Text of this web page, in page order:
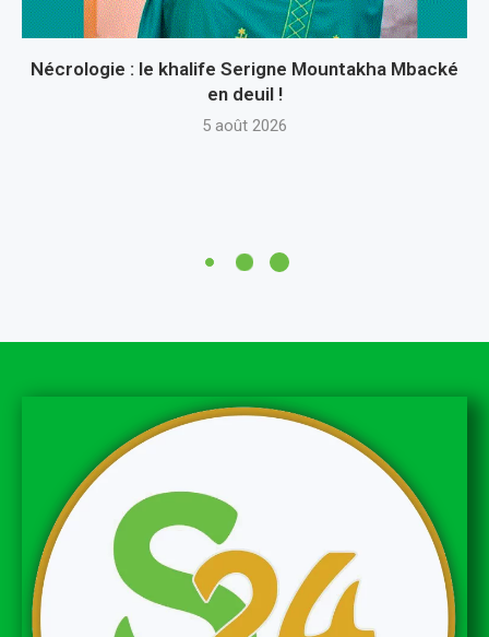
Nécrologie : le khalife Serigne Mountakha Mbacké
en deuil !
5 août 2026